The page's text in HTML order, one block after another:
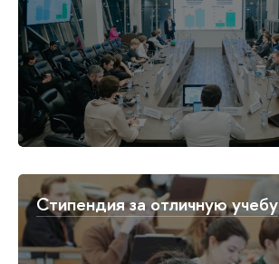
Стипендия за отличную учебу